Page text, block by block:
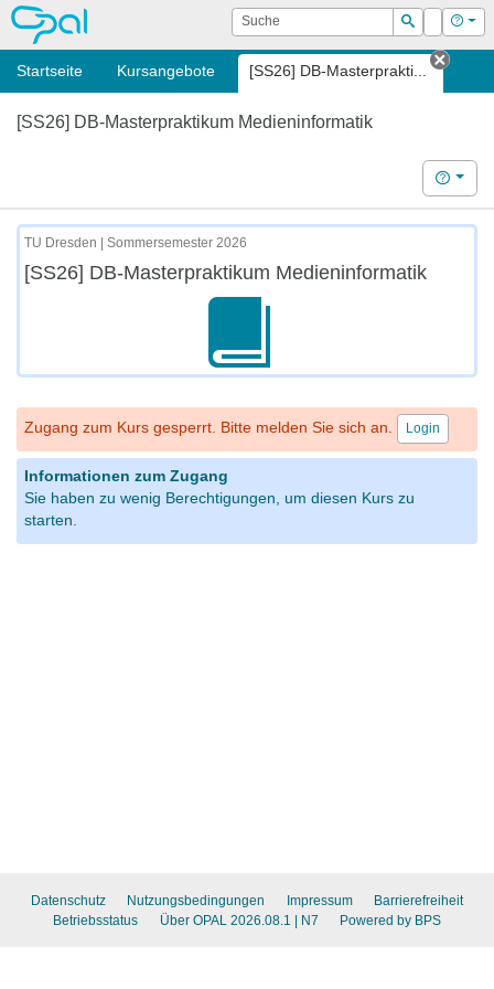
OPAL Suche
Suchen
Login Hilfe
Startseite Kursangebote [SS26] DB-Masterprakti...
Tab
[SS26] DB-Masterpraktikum Medieninformatik
Hilfe
TU Dresden | Sommersemester 2026
[SS26] DB-Masterpraktikum Medieninformatik
Zugang zum Kurs gesperrt. Bitte melden Sie sich an. Login
Informationen zum Zugang
Sie haben zu wenig Berechtigungen, um diesen Kurs zu
starten.
Datenschutz Nutzungsbedingungen Impressum
Barrierefreiheit
Betriebsstatus
Über OPAL 2026.08.1 | N7 Powered by BPS